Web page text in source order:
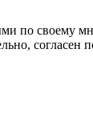
по своему
согласен